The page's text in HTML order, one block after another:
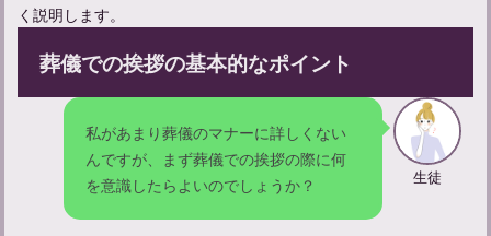
く説明します。
葬儀での挨拶の基本的なポイント
私があまり葬儀のマナーに詳しくない
んですが、まず葬儀での挨拶の際に何
を意識したらよいのでしょうか？
生徒